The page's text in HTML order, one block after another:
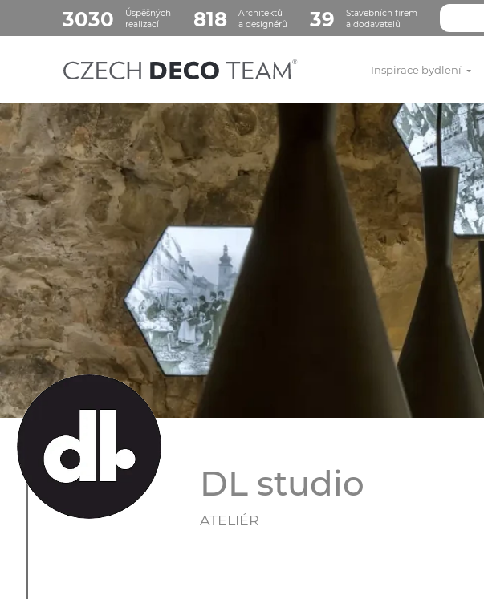
3030
Úspěšných
realizací
818
Architektů
a designérů
39
Stavebních firem
a dodavatelů
Inspirace bydlení
DL studio
ATELIÉR